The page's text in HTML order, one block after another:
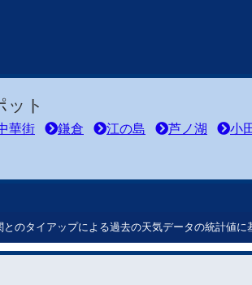
ット
華街 鎌倉 江の島 芦ノ湖 小
のタイアップによる過去の天気データの統計値に